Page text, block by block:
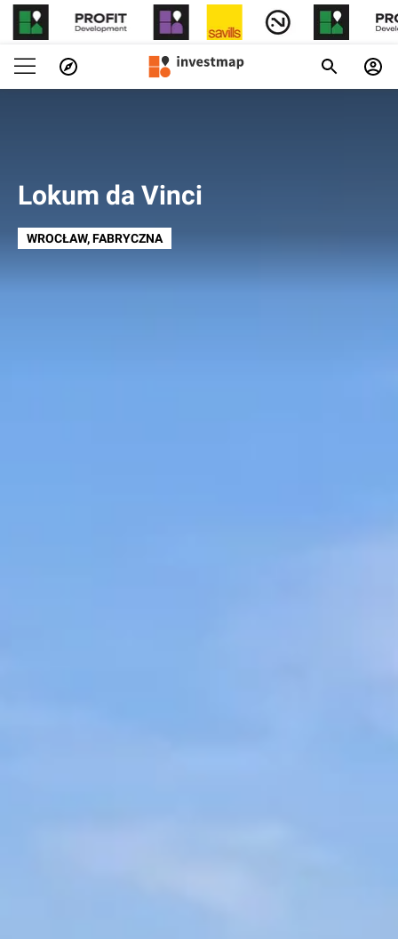
Lokum da Vinci
WROCŁAW, FABRYCZNA